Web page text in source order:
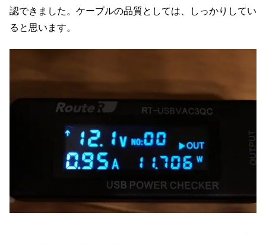
認できました。ケーブルの品質としては、しっかりしてい
ると思います。